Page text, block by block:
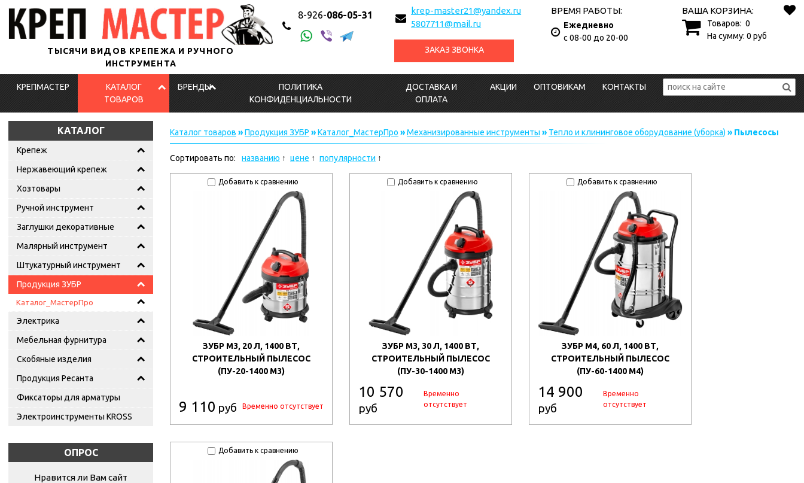
ТЫСЯЧИ ВИДОВ КРЕПЕЖА И РУЧНОГО
ИНСТРУМЕНТА
8-926-086-05-31
krep-master21@yandex.ru
5807711@mail.ru
ЗАКАЗ ЗВОНКА
ВРЕМЯ РАБОТЫ:
Ежедневно
с 08-00 до 20-00
ВАША КОРЗИНА:
Товаров: 0
На сумму: 0 руб
КРЕПМАСТЕР
КАТАЛОГ
ТОВАРОВ
БРЕНДЫ
ПОЛИТИКА
КОНФИДЕНЦИАЛЬНОСТИ
ДОСТАВКА И
ОПЛАТА
АКЦИИ ОПТОВИКАМ КОНТАКТЫ
КАТАЛОГ
Крепеж
Нержавеющий крепеж
Хозтовары
Ручной инструмент
Заглушки декоративные
Малярный инструмент
Штукатурный инструмент
Продукция ЗУБР
Каталог_МастерПро
Электрика
Мебельная фурнитура
Скобяные изделия
Продукция Ресанта
Фиксаторы для арматуры
Электроинструменты KROSS
ОПРОС
Нравится ли Вам сайт
Каталог товаров »Продукция ЗУБР »Каталог_МастерПро »Механизированные инструменты » Тепло и клининговое оборудование (уборка) » Пылесосы
Сортировать по: названию цене популярности
Добавить к сравнению
ЗУБР М3, 20 Л, 1400 ВТ,
СТРОИТЕЛЬНЫЙ ПЫЛЕСОС
(ПУ-20-1400 М3)
9 110 руб Временно отсутствует
Добавить к сравнению
ЗУБР М3, 30 Л, 1400 ВТ,
СТРОИТЕЛЬНЫЙ ПЫЛЕСОС
(ПУ-30-1400 М3)
10 570
руб
Временно
отсутствует
Добавить к сравнению
ЗУБР М4, 60 Л, 1400 ВТ,
СТРОИТЕЛЬНЫЙ ПЫЛЕСОС
(ПУ-60-1400 М4)
14 900
руб
Временно
отсутствует
Добавить к сравнению